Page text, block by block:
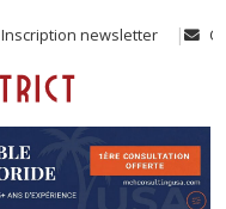
Inscription newsletter